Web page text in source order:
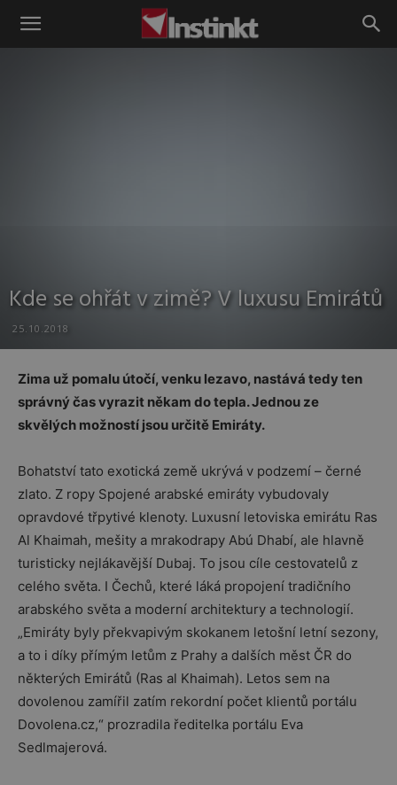
Instinkt
Kde se ohřát v zimě? V luxusu Emirátů
25.10.2018
Zima už pomalu útočí, venku lezavo, nastává tedy ten
správný čas vyrazit někam do tepla. Jednou ze
skvělých možností jsou určitě Emiráty.
Bohatství tato exotická země ukrývá v podzemí – černé
zlato. Z ropy Spojené arabské emiráty vybudovaly
opravdové třpytivé klenoty. Luxusní letoviska emirátu Ras
Al Khaimah, mešity a mrakodrapy Abú Dhabí, ale hlavně
turisticky nejlákavější Dubaj. To jsou cíle cestovatelů z
celého světa. I Čechů, které láká propojení tradičního
arabského světa a moderní architektury a technologií.
„Emiráty byly překvapivým skokanem letošní letní sezony,
a to i díky přímým letům z Prahy a dalších měst ČR do
některých Emirátů (Ras al Khaimah). Letos sem na
dovolenou zamířil zatím rekordní počet klientů portálu
Dovolena.cz,“ prozradila ředitelka portálu Eva
Sedlmajerová.